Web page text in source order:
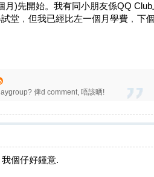
)先開始。我有同小朋友係QQ
堂﹐但我已經比左一個月學費﹐下
俾d comment, 唔該晒!
個仔好鍾意.